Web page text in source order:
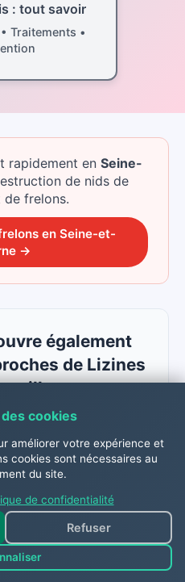
: tout savoir
Traitements •
rapidement en Seine-
de nids de
de frelons.
en Seine-et-
→
également
de Lizines
Longueville ou dans
nids de guêpes, frelons
dans tout le
Savins Soisy Bouy
cookies
améliorer votre expérience et
cookies sont nécessaires au
du site.
de confidentialité
Refuser